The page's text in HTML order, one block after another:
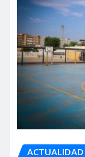
ACTUALIDAD